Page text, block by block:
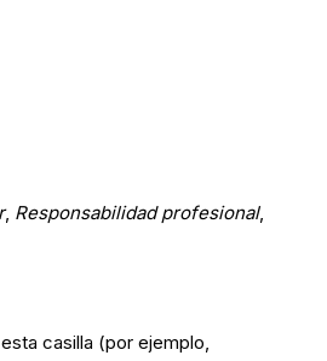
, Responsabilidad profesional,
casilla (por ejemplo,